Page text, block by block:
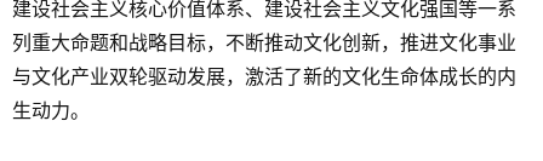
建设社会主义核心价值体系、建设社会主义文化强国等一系
列重大命题和战略目标，不断推动文化创新，推进文化事业
与文化产业双轮驱动发展，激活了新的文化生命体成长的内
生动力。